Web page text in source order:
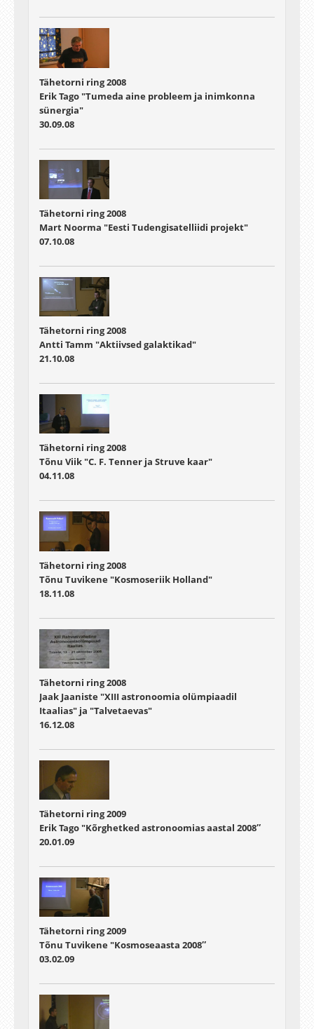
Tähetorni ring 2008
Erik Tago "Tumeda aine probleem ja inimkonna
sünergia"
30.09.08
Tähetorni ring 2008
Mart Noorma "Eesti Tudengisatelliidi projekt"
07.10.08
Tähetorni ring 2008
Antti Tamm "Aktiivsed galaktikad"
21.10.08
Tähetorni ring 2008
Tõnu Viik "C. F. Tenner ja Struve kaar"
04.11.08
Tähetorni ring 2008
Tõnu Tuvikene "Kosmoseriik Holland"
18.11.08
Tähetorni ring 2008
Jaak Jaaniste "XIII astronoomia olümpiaadil
Itaalias" ja "Talvetaevas"
16.12.08
Tähetorni ring 2009
Erik Tago "Kõrghetked astronoomias aastal 2008″
20.01.09
Tähetorni ring 2009
Tõnu Tuvikene "Kosmoseaasta 2008″
03.02.09